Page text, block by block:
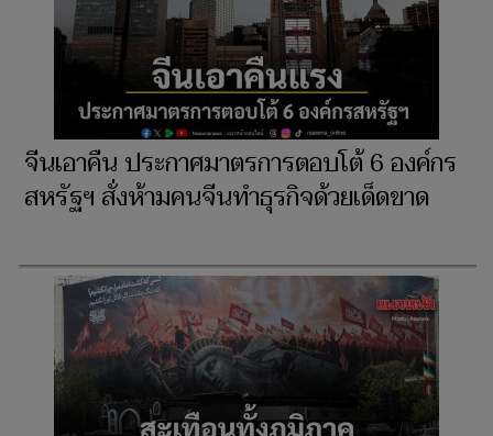
จีนเอาคืน ประกาศมาตรการตอบโต้ 6 องค์กร
สหรัฐฯ สั่งห้ามคนจีนทำธุรกิจด้วยเด็ดขาด